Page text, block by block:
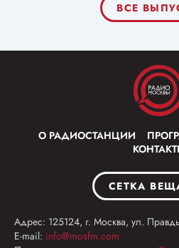
ВСЕ
О РАДИОСТАНЦИИ
СЕТКА
Адрес: 125124, г. Москва, ул.
E-mail: info@mosfm.com